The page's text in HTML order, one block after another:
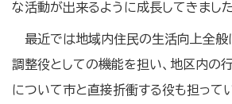
な活動が出来るように成長してきました
最近では地域内住民の生活向上全般
調整役としての機能を担い、地区内の
について市と直接折衝する役も担って